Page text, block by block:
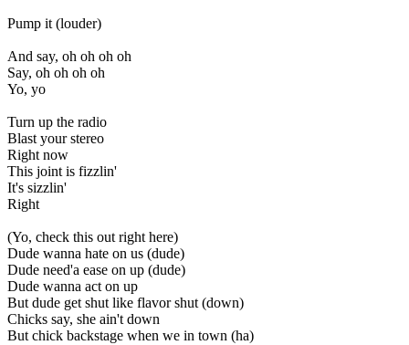
Pump it (louder)
And say, oh oh oh oh
Say, oh oh oh oh
Yo, yo
Turn up the radio
Blast your stereo
Right now
This joint is fizzlin'
It's sizzlin'
Right
(Yo, check this out right here)
Dude wanna hate on us (dude)
Dude need'a ease on up (dude)
Dude wanna act on up
But dude get shut like flavor shut (down)
Chicks say, she ain't down
But chick backstage when we in town (ha)